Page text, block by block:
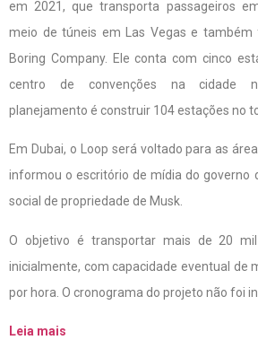
em 2021, que transporta passageiros
meio de túneis em Las Vegas e também
Boring Company. Ele conta com cinco
centro de convenções na cidade
planejamento é construir 104 estações no
Em Dubai, o Loop será voltado para as
informou o escritório de mídia do governo
social de propriedade de Musk.
O objetivo é transportar mais de 20
inicialmente, com capacidade eventual de
por hora. O cronograma do projeto não foi
Leia mais